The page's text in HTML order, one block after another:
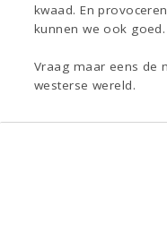
kwaad. En
kunnen we ook goed.
Vraag maar eens de
westerse wereld.